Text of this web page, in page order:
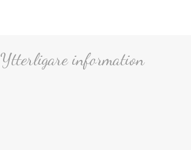
Ytterligare information